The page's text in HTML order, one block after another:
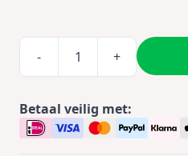
- +
Betaal veilig met: